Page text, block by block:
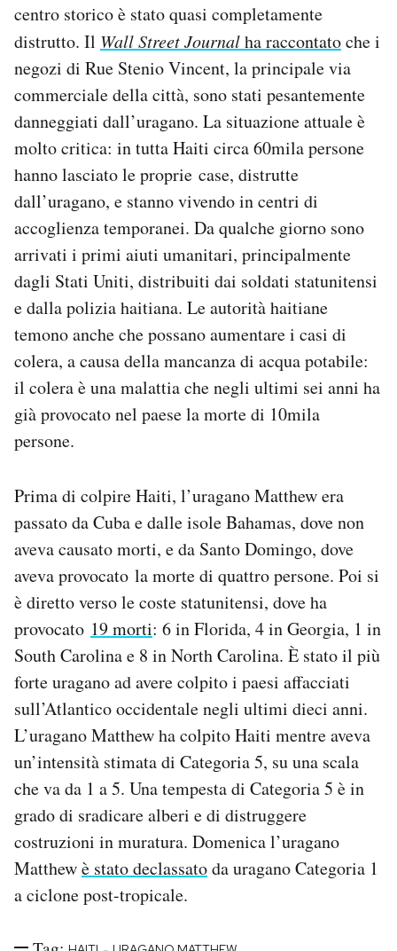
centro storico è stato quasi completamente
distrutto. Il Wall Street Journalha raccontatoche i
negozi di Rue Stenio Vincent, la principale via
commerciale della città, sono stati pesantemente
danneggiati dall’uragano. La situazione attuale è
molto critica: in tutta Haiti circa 60mila persone
hanno lasciato le proprie case, distrutte
dall’uragano, e stanno vivendo in centri di
accoglienza temporanei. Da qualche giorno sono
arrivati i primi aiuti umanitari, principalmente
dagli Stati Uniti, distribuiti dai soldati statunitensi
e dalla polizia haitiana. Le autorità haitiane
temono anche che possano aumentare i casi di
colera, a causa della mancanza di acqua potabile:
il colera è una malattia che negli ultimi sei anni ha
già provocato nel paese la morte di 10mila
persone.
Prima di colpire Haiti, l’uragano Matthew era
passato da Cuba e dalle isole Bahamas, dove non
aveva causato morti, e da Santo Domingo, dove
aveva provocato la morte di quattro persone. Poi si
è diretto verso le coste statunitensi, dove ha
provocato 19 morti: 6 in Florida, 4 in Georgia, 1 in
South Carolina e 8 in North Carolina. È stato il più
forte uragano ad avere colpito i paesi affacciati
sull’Atlantico occidentale negli ultimi dieci anni.
L’uragano Matthew ha colpito Haiti mentre aveva
un’intensità stimata di Categoria 5, su una scala
che va da 1 a 5. Una tempesta di Categoria 5 è in
grado di sradicare alberi e di distruggere
costruzioni in muratura. Domenica l’uragano
Matthewè stato declassatoda uragano Categoria 1
a ciclone post-tropicale.